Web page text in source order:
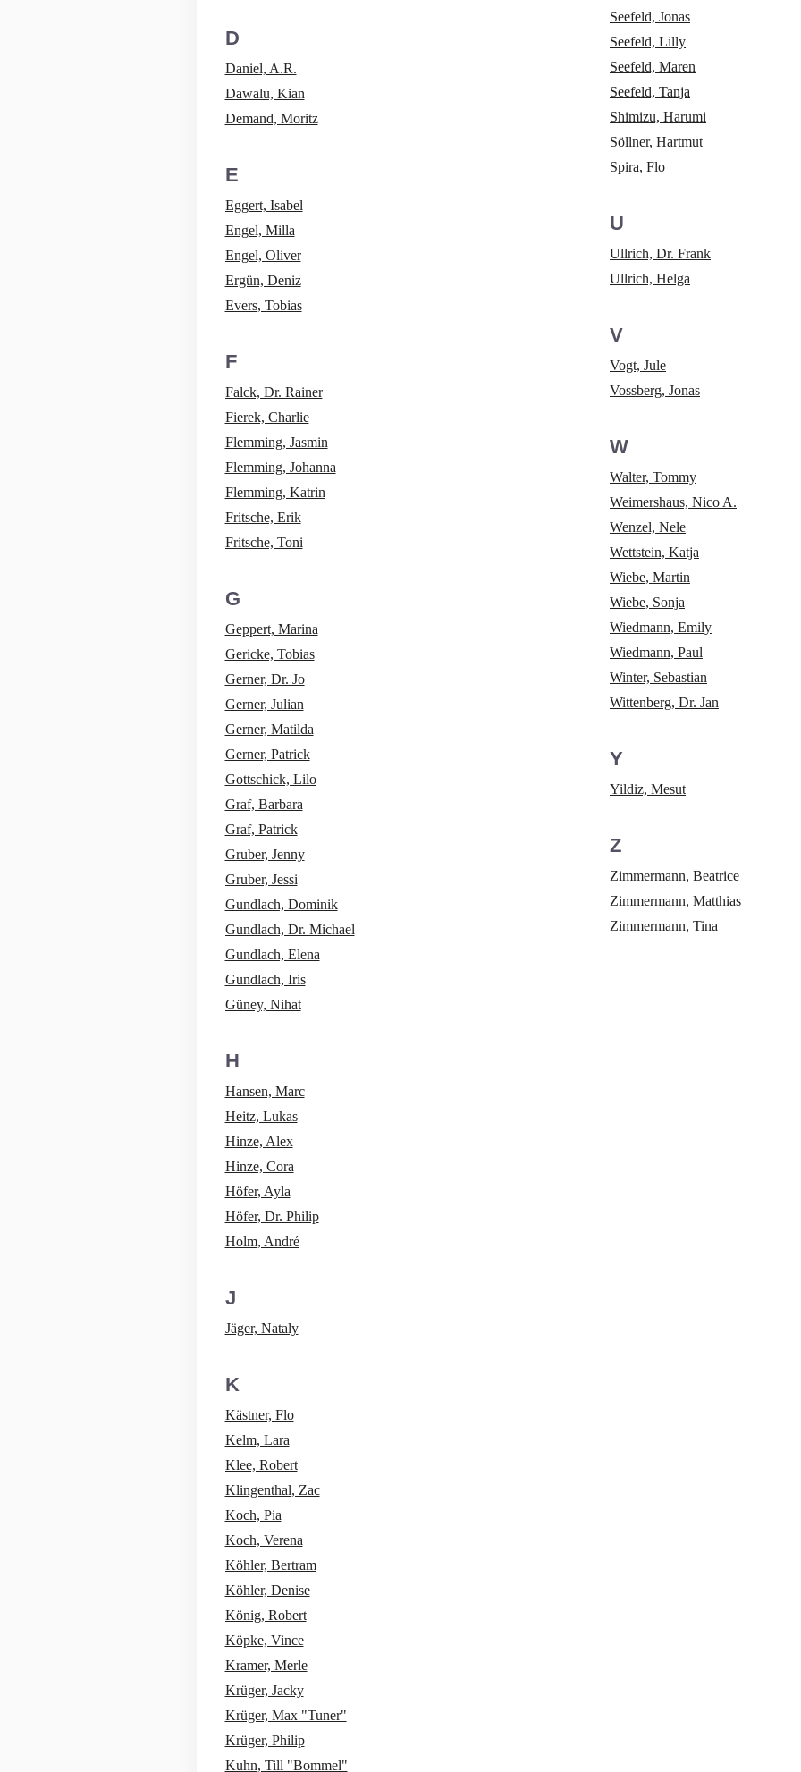
D
Daniel, A.R.
Dawalu, Kian
Demand, Moritz
E
Eggert, Isabel
Engel, Milla
Engel, Oliver
Ergün, Deniz
Evers, Tobias
F
Falck, Dr. Rainer
Fierek, Charlie
Flemming, Jasmin
Flemming, Johanna
Flemming, Katrin
Fritsche, Erik
Fritsche, Toni
G
Geppert, Marina
Gericke, Tobias
Gerner, Dr. Jo
Gerner, Julian
Gerner, Matilda
Gerner, Patrick
Gottschick, Lilo
Graf, Barbara
Graf, Patrick
Gruber, Jenny
Gruber, Jessi
Gundlach, Dominik
Gundlach, Dr. Michael
Gundlach, Elena
Gundlach, Iris
Güney, Nihat
H
Hansen, Marc
Heitz, Lukas
Hinze, Alex
Hinze, Cora
Höfer, Ayla
Höfer, Dr. Philip
Holm, André
J
Jäger, Nataly
K
Kästner, Flo
Kelm, Lara
Klee, Robert
Klingenthal, Zac
Koch, Pia
Koch, Verena
Köhler, Bertram
Köhler, Denise
König, Robert
Köpke, Vince
Kramer, Merle
Krüger, Jacky
Krüger, Max "Tuner"
Krüger, Philip
Kuhn, Till "Bommel"
Seefeld, Jonas
Seefeld, Lilly
Seefeld, Maren
Seefeld, Tanja
Shimizu, Harumi
Söllner, Hartmut
Spira, Flo
U
Ullrich, Dr. Frank
Ullrich, Helga
V
Vogt, Jule
Vossberg, Jonas
W
Walter, Tommy
Weimershaus, Nico A.
Wenzel, Nele
Wettstein, Katja
Wiebe, Martin
Wiebe, Sonja
Wiedmann, Emily
Wiedmann, Paul
Winter, Sebastian
Wittenberg, Dr. Jan
Y
Yildiz, Mesut
Z
Zimmermann, Beatrice
Zimmermann, Matthias
Zimmermann, Tina